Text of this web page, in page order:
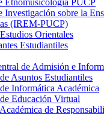
Etnomusicología PUCP
Investigación sobre la
(IREM-PUCP)
Orientales
Estudiantiles
de Admisión e
Asuntos Estudiantiles
Informática Académica
Educación Virtual
de